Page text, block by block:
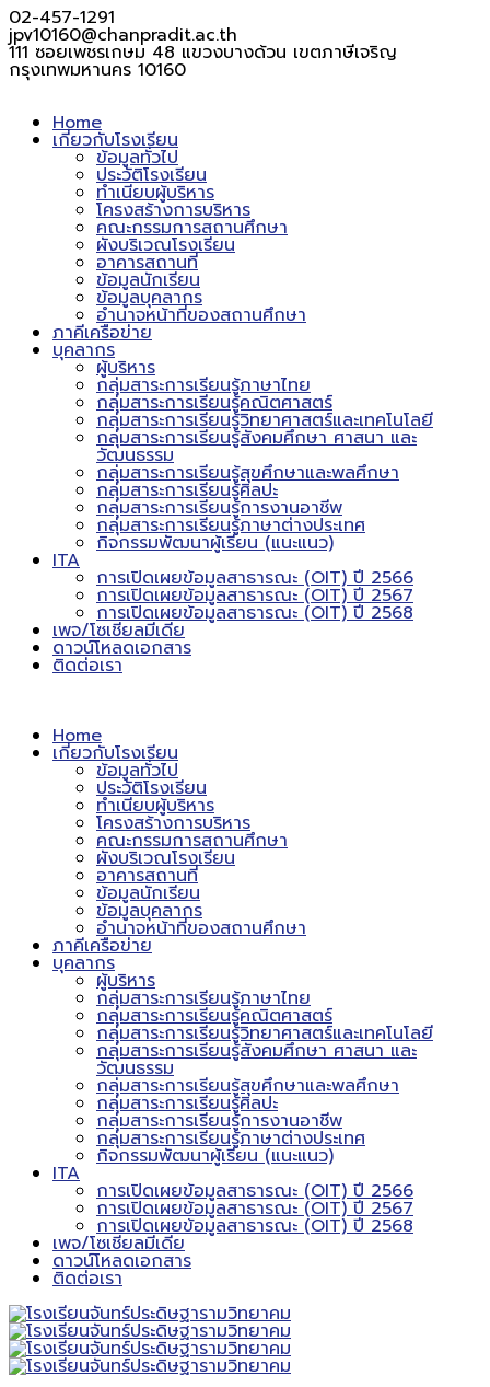
02-457-1291
jpv10160@chanpradit.ac.th
111 ซอยเพชรเกษม 48 แขวงบางด้วน เขตภาษีเจริญ
กรุงเทพมหานคร 10160
Home
เกี่ยวกับโรงเรียน
ข้อมูลทั่วไป
ประวัติโรงเรียน
ทำเนียบผู้บริหาร
โครงสร้างการบริหาร
คณะกรรมการสถานศึกษา
ผังบริเวณโรงเรียน
อาคารสถานที่
ข้อมูลนักเรียน
ข้อมูลบุคลากร
อำนาจหน้าที่ของสถานศึกษา
ภาคีเครือข่าย
บุคลากร
ผู้บริหาร
กลุ่มสาระการเรียนรู้ภาษาไทย
กลุ่มสาระการเรียนรู้คณิตศาสตร์
กลุ่มสาระการเรียนรู้วิทยาศาสตร์และเทคโนโลยี
กลุ่มสาระการเรียนรู้สังคมศึกษา ศาสนา และ
วัฒนธรรม
กลุ่มสาระการเรียนรู้สุขศึกษาและพลศึกษา
กลุ่มสาระการเรียนรู้ศิลปะ
กลุ่มสาระการเรียนรู้การงานอาชีพ
กลุ่มสาระการเรียนรู้ภาษาต่างประเทศ
กิจกรรมพัฒนาผู้เรียน (แนะแนว)
ITA
การเปิดเผยข้อมูลสาธารณะ (OIT) ปี 2566
การเปิดเผยข้อมูลสาธารณะ (OIT) ปี 2567
การเปิดเผยข้อมูลสาธารณะ (OIT) ปี 2568
เพจ/โซเชียลมีเดีย
ดาวน์โหลดเอกสาร
ติดต่อเรา
Home
เกี่ยวกับโรงเรียน
ข้อมูลทั่วไป
ประวัติโรงเรียน
ทำเนียบผู้บริหาร
โครงสร้างการบริหาร
คณะกรรมการสถานศึกษา
ผังบริเวณโรงเรียน
อาคารสถานที่
ข้อมูลนักเรียน
ข้อมูลบุคลากร
อำนาจหน้าที่ของสถานศึกษา
ภาคีเครือข่าย
บุคลากร
ผู้บริหาร
กลุ่มสาระการเรียนรู้ภาษาไทย
กลุ่มสาระการเรียนรู้คณิตศาสตร์
กลุ่มสาระการเรียนรู้วิทยาศาสตร์และเทคโนโลยี
กลุ่มสาระการเรียนรู้สังคมศึกษา ศาสนา และ
วัฒนธรรม
กลุ่มสาระการเรียนรู้สุขศึกษาและพลศึกษา
กลุ่มสาระการเรียนรู้ศิลปะ
กลุ่มสาระการเรียนรู้การงานอาชีพ
กลุ่มสาระการเรียนรู้ภาษาต่างประเทศ
กิจกรรมพัฒนาผู้เรียน (แนะแนว)
ITA
การเปิดเผยข้อมูลสาธารณะ (OIT) ปี 2566
การเปิดเผยข้อมูลสาธารณะ (OIT) ปี 2567
การเปิดเผยข้อมูลสาธารณะ (OIT) ปี 2568
เพจ/โซเชียลมีเดีย
ดาวน์โหลดเอกสาร
ติดต่อเรา